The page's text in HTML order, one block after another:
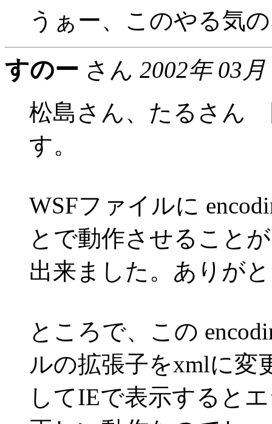
うぁー、このやる気
すのー さん 2002年 03
松島さん、たるさん
す。
WSFファイルに
とで動作させることが
出来ました。ありが
ところで、この
ルの拡張子をxmlに変
してIEで表示すると